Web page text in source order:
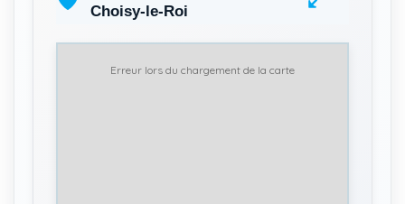
Choisy-le-Roi
Erreur lors du chargement de la carte